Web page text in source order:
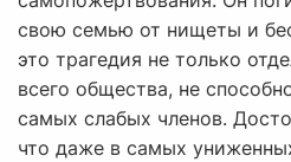
свою семью от нищеты и
это трагедия не только
всего общества, не
самых слабых членов.
что даже в самых